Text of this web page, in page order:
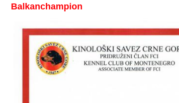
Balkanchampion